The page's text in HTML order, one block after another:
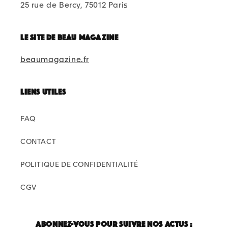
25 rue de Bercy, 75012 Paris
Le site de beau magazine
beaumagazine.fr
Liens utiles
FAQ
CONTACT
POLITIQUE DE CONFIDENTIALITÉ
CGV
Abonnez-vous pour suivre nos actus :